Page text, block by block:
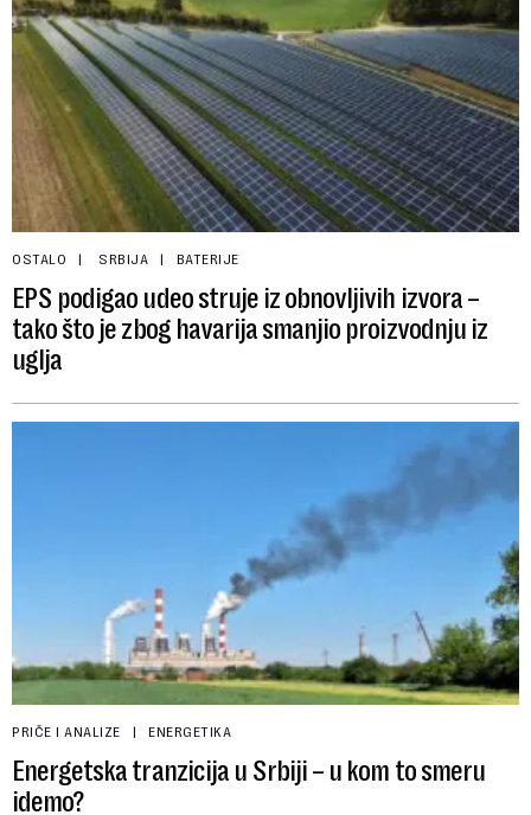
OSTALO SRBIJA BATERIJE
EPS podigao udeo struje iz obnovljivih izvora –
tako što je zbog havarija smanjio proizvodnju iz
uglja
PRIČE I ANALIZE ENERGETIKA
Energetska tranzicija u Srbiji – u kom to smeru
idemo?